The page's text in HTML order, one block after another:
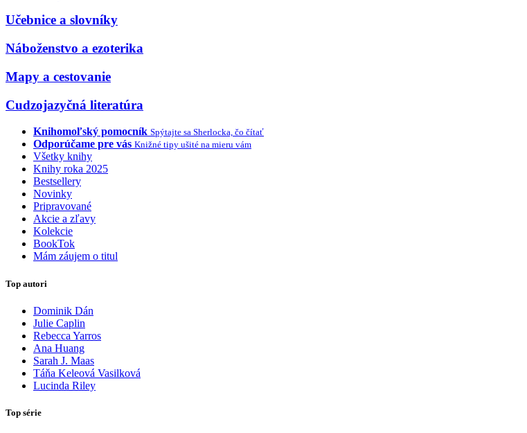
Učebnice a slovníky
Náboženstvo a ezoterika
Mapy a cestovanie
Cudzojazyčná literatúra
Knihomoľský pomocník Spýtajte sa Sherlocka, čo čítať
Odporúčame pre vás Knižné tipy ušité na mieru vám
Všetky knihy
Knihy roka 2025
Bestsellery
Novinky
Pripravované
Akcie a zľavy
Kolekcie
BookTok
Mám záujem o titul
Top autori
Dominik Dán
Julie Caplin
Rebecca Yarros
Ana Huang
Sarah J. Maas
Táňa Keleová Vasilková
Lucinda Riley
Top série